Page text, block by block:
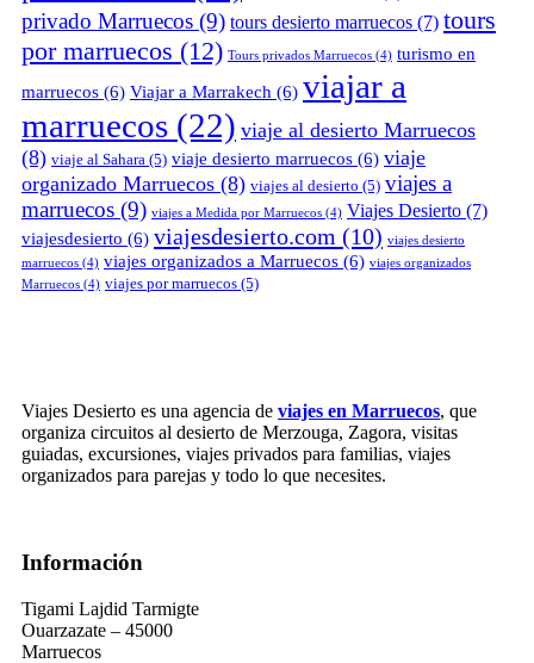
privado Marruecos (9) tours desierto marruecos (7) tours
por marruecos (12) Tours privados Marruecos (4) turismo en
marruecos (6) Viajar a Marrakech (6) viajar a
marruecos (22) viaje al desierto Marruecos
(8) viaje al Sahara (5) viaje desierto marruecos (6) viaje
organizado Marruecos (8) viajes al desierto (5) viajes a
marruecos (9) viajes a Medida por Marruecos (4) Viajes Desierto (7)
viajesdesierto (6) viajesdesierto.com (10) viajes desierto
marruecos (4) viajes organizados a Marruecos (6) viajes organizados
Marruecos (4) viajes por marruecos (5)
Viajes Desierto es una agencia de viajes en Marruecos, que
organiza circuitos al desierto de Merzouga, Zagora, visitas
guiadas, excursiones, viajes privados para familias, viajes
organizados para parejas y todo lo que necesites.
Información
Tigami Lajdid Tarmigte
Ouarzazate – 45000
Marruecos